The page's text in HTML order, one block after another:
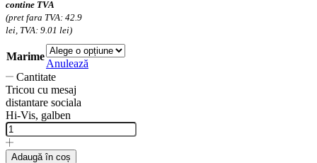
contine TVA
(pret fara TVA: 42.9
lei, TVA: 9.01 lei)
Marime
Anulează
Cantitate
Tricou cu mesaj
distantare sociala
Hi-Vis, galben
Adaugă în coș